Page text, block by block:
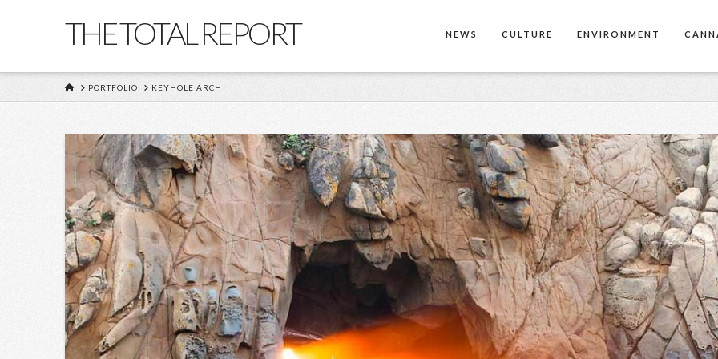
THE TOTAL REPORT NEWS CULTURE ENVIRONMENT
HOMEPORTFOLIO KEYHOLE ARCH